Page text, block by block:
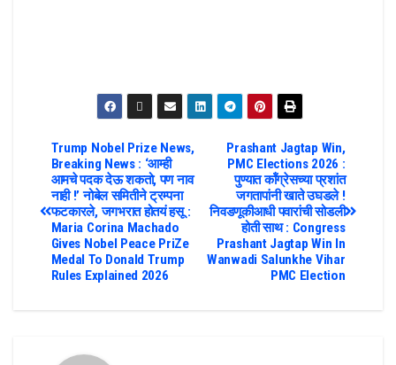
Prashant Jagtap Win,
PMC Elections 2026 :
पुण्यात कॉंग्रेसच्या प्रशांत
जगतापांनी खाते उघडले !
निवडणूकीआधी पवारांची सोडली
होती साथ : Congress
Prashant Jagtap Win In
Wanwadi Salunkhe Vihar
PMC Election
Trump Nobel Prize News,
Breaking News : ‘आम्ही
आमचे पदक देऊ शकतो, पण नाव
नाही !’ नोबेल समितीने ट्रम्पना
फटकारले, जगभरात होतयं हसू :
Maria Corina Machado
Gives Nobel Peace PriZe
Medal To Donald Trump
Rules Explained 2026